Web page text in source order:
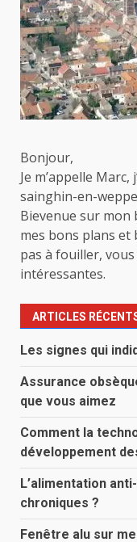
Bonjour,
Je m’appelle
sainghin-en-
Bievenue sur mon
mes bons plans et
pas à fouiller,
intéressantes.
ARTICLES
Les signes qui
Assurance
que vous aimez
Comment la
développement
L’alimentation
chroniques ?
Fenêtre alu sur